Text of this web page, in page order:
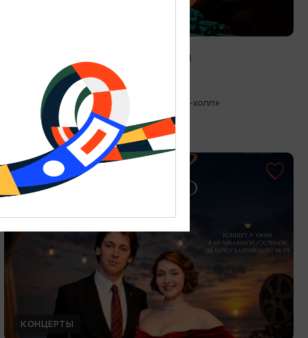
Фантазии Средиемноморья
13.08.2026 19:30
Светлогорск, Театр эстрады «Янтарь-холл»
ОТ 3000₽
КОНЦЕРТЫ